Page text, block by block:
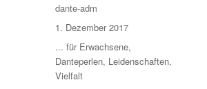
Autor
dante-adm
Veröffentlicht
am
1. Dezember 2017
Kategorien
... für Erwachsene,
Danteperlen, Leidenschaften,
Vielfalt